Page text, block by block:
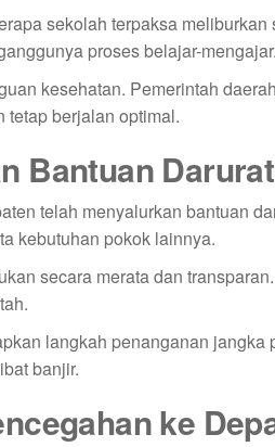
sekolah terpaksa
proses belajar-mengajar.
kesehatan. Pemerintah
tetap berjalan optimal.
Bantuan Darurat
telah menyalurkan bantuan
kebutuhan pokok lainnya.
secara merata dan
langkah penanganan jangka
banjir.
ke